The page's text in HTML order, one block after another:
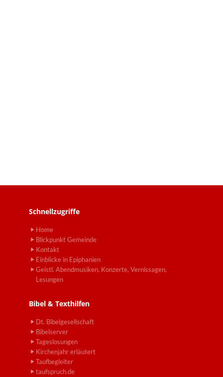
Schnellzugriffe
Home
Blickpunkt Gemeinde
Kontakt
Einblicke in Epiphanien
Geistl. Abendmusiken, Konzerte, Vernissagen,
Lesungen
Bibel & Texthilfen
Dt. Bibelgesellschaft
Bibelserver
Tageslosungen
Kirchenjahr erläutert
Taufbegleiter
taufspruch.de